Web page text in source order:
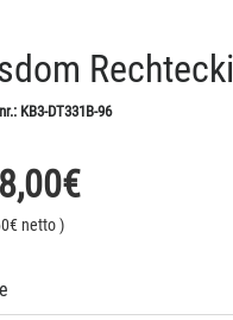
KB3-DT331B-96
€
€ netto)